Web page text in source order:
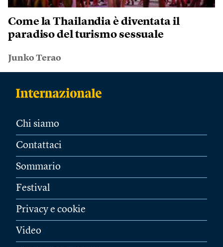
Come la Thailandia è diventata il
paradiso del turismo sessuale
Junko Terao
Chi siamo
Contattaci
Sommario
Festival
Privacy e cookie
Video